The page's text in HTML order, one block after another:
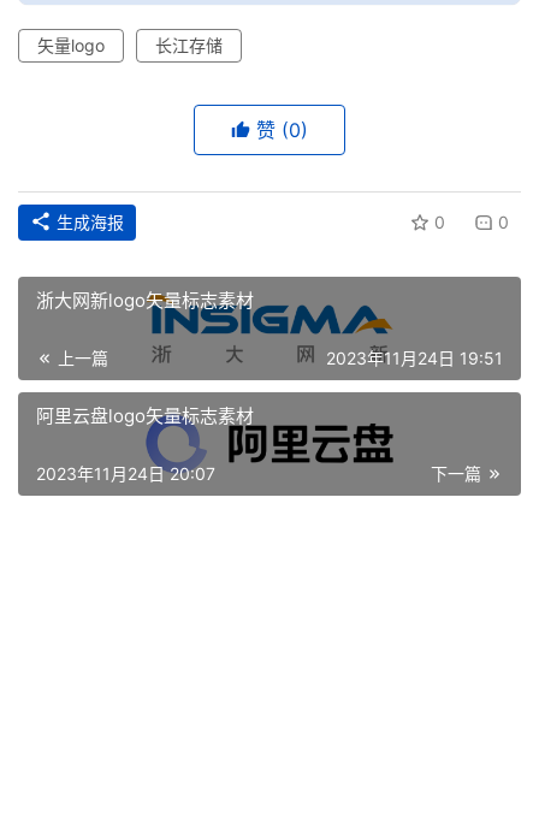
首
矢量logo 长江存储
赞 (0)
生成海报 0 0
浙大网新logo矢量标志素材
上一篇 2023年11月24日 19:51
阿里云盘logo矢量标志素材
下一篇
2023年11月24日 20:07